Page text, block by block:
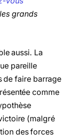
grands
aussi. La
pareille
de faire barrage
comme
(malgré
des forces